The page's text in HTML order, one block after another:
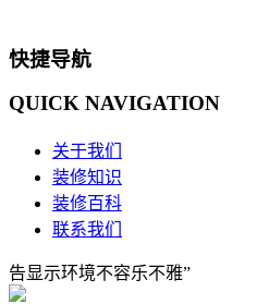
快捷导航
QUICK NAVIGATION
关于我们
装修知识
装修百科
联系我们
告显示环境不容乐不雅”